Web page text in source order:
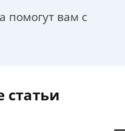
помогут вам с
статьи